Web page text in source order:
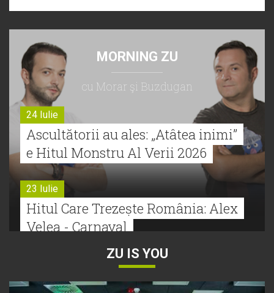
MORNING ZU
cu Morar şi Buzdugan
24 Iulie
Ascultătorii au ales: „Atâtea inimi”
e Hitul Monstru Al Verii 2026
23 Iulie
Hitul Care Trezește România: Alex
Velea - Carnaval
Bătălie strânsă la Hitul Monstru Al
ZU IS YOU